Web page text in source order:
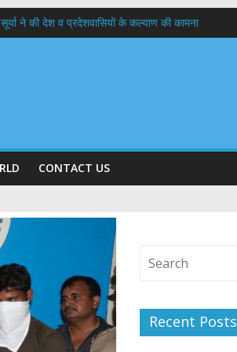
ने की देश व प्रदेशवासियों के कल्याण की कामना
पर सख्त कार्रवाई
CONTACT US
Recent Posts